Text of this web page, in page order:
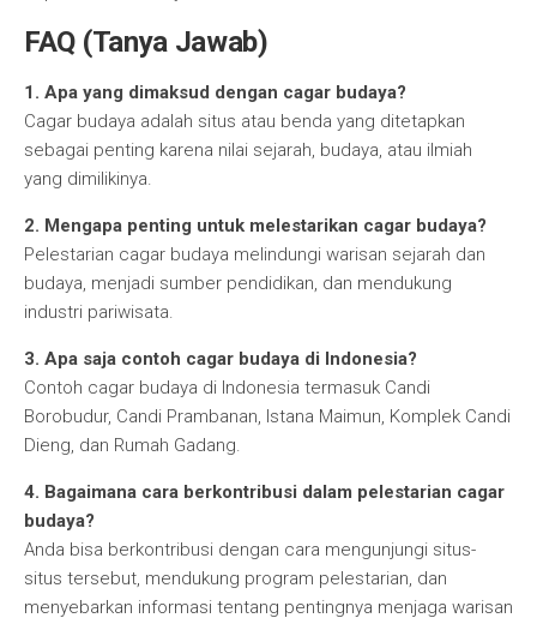
FAQ (Tanya Jawab)
1. Apa yang dimaksud dengan cagar budaya?
Cagar budaya adalah situs atau benda yang ditetapkan
sebagai penting karena nilai sejarah, budaya, atau ilmiah
yang dimilikinya.
2. Mengapa penting untuk melestarikan cagar budaya?
Pelestarian cagar budaya melindungi warisan sejarah dan
budaya, menjadi sumber pendidikan, dan mendukung
industri pariwisata.
3. Apa saja contoh cagar budaya di Indonesia?
Contoh cagar budaya di Indonesia termasuk Candi
Borobudur, Candi Prambanan, Istana Maimun, Komplek Candi
Dieng, dan Rumah Gadang.
4. Bagaimana cara berkontribusi dalam pelestarian cagar
budaya?
Anda bisa berkontribusi dengan cara mengunjungi situs-
situs tersebut, mendukung program pelestarian, dan
menyebarkan informasi tentang pentingnya menjaga warisan